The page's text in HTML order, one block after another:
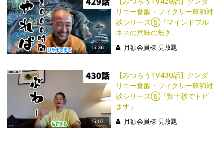
15:36
リニー覚醒・フィクサー尊師対
談シリーズ⑤「マインドフル
ネスの意味の無さ」
月額会員様 見放題
15:07
【みつろうTV430話】クンダ
リニー覚醒・フィクサー尊師対
談シリーズ⑥「数十秒でトビ
ます」
月額会員様 見放題